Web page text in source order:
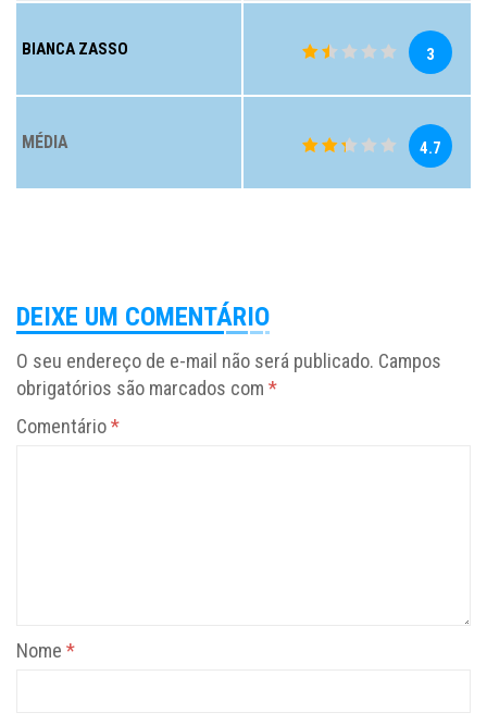
BIANCA ZASSO 3
MÉDIA 4.7
DEIXE UM COMENTÁRIO
O seu endereço de e-mail não será publicado. Campos
obrigatórios são marcados com *
Comentário*
Nome *